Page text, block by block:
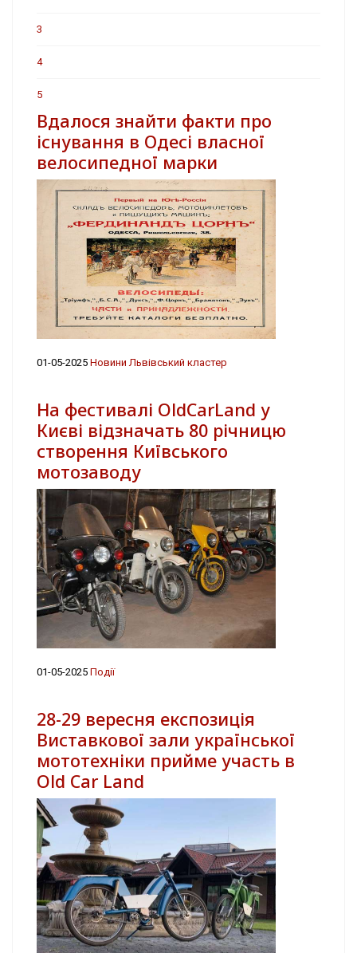
3
4
5
Вдалося знайти факти про
існування в Одесі власної
велосипедної марки
01-05-2025 Новини Львівський кластер
На фестивалі OldCarLand у
Києві відзначать 80 річницю
створення Київського
мотозаводу
01-05-2025 Події
28-29 вересня експозиція
Виставкової зали української
мототехніки прийме участь в
Old Car Land